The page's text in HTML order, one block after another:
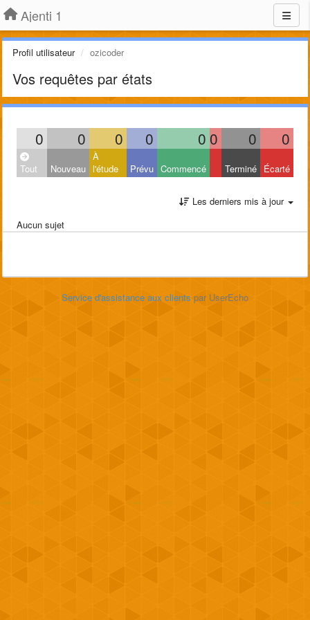
Ajenti 1
Profil utilisateur ozicoder
Vos requêtes par états
0 0 0 0 0 0 0 0
Tout Nouveau
À
l'étude
Prévu Commencé Terminé Écarté
Les derniers mis à jour
Aucun sujet
Service d'assistance aux clients par UserEcho